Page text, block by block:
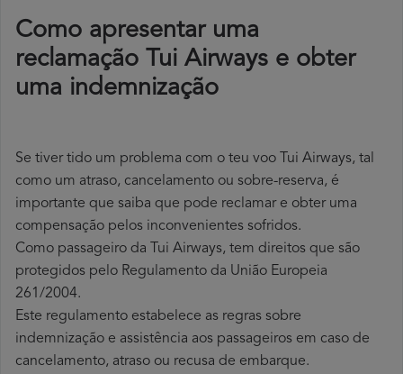
Como apresentar uma
reclamação Tui Airways e obter
uma indemnização
Se tiver tido um problema com o teu voo Tui Airways, tal
como um atraso, cancelamento ou sobre-reserva, é
importante que saiba que pode reclamar e obter uma
compensação pelos inconvenientes sofridos.
Como passageiro da Tui Airways, tem direitos que são
protegidos pelo Regulamento da União Europeia
261/2004.
Este regulamento estabelece as regras sobre
indemnização e assistência aos passageiros em caso de
cancelamento, atraso ou recusa de embarque.